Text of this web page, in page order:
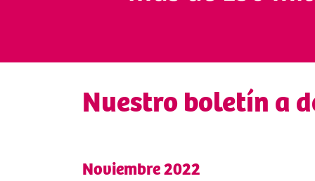
Nuestro boletín a
Noviembre 2022